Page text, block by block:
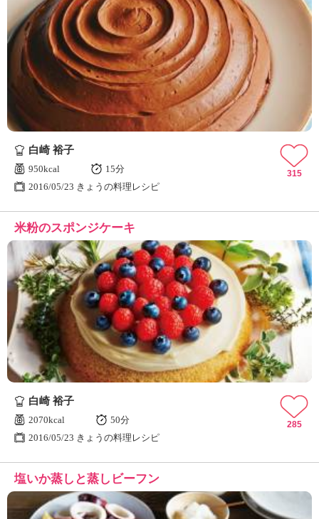
白崎 裕子
950kcal
15分
2016/05/23 きょうの料理レシピ
315
米粉のスポンジケーキ
白崎 裕子
2070kcal
50分
2016/05/23 きょうの料理レシピ
285
塩いか蒸しと蒸しビーフン